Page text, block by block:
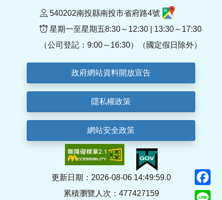
540202南投縣南投市省府路4號
星期一至星期五8:30～12:30 | 13:30～17:30
（公司登記：9:00～16:30）（國定假日除外）
政府網站資料開放宣告
隱私權政策
網站安全政策
更新日期：2026-08-06 14:49:59.0
累積瀏覽人次：477427159